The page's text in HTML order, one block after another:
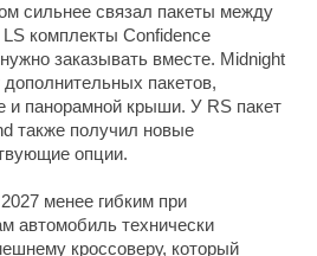
сильнее связал пакеты между
комплекты Confidence
заказывать вместе. Midnight
пакетов,
панорамной крыши. У RS пакет
также получил новые
опции.
менее гибким при
автомобиль технически
кроссоверу, который